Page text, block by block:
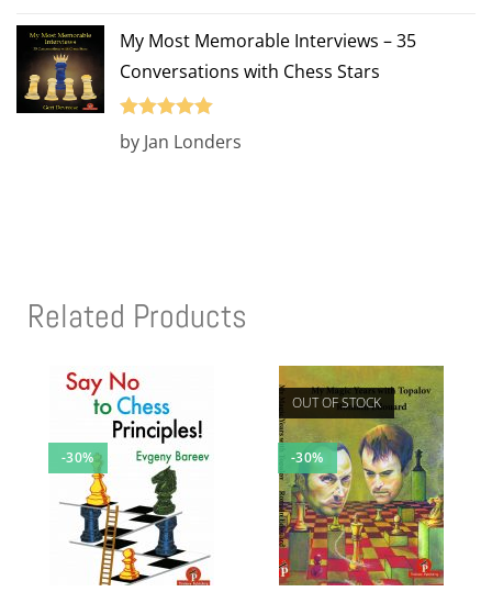
My Most Memorable Interviews – 35
Conversations with Chess Stars
Rated
out
by Jan Londers
Related Products
-30%
OUT OF STOCK
-30%